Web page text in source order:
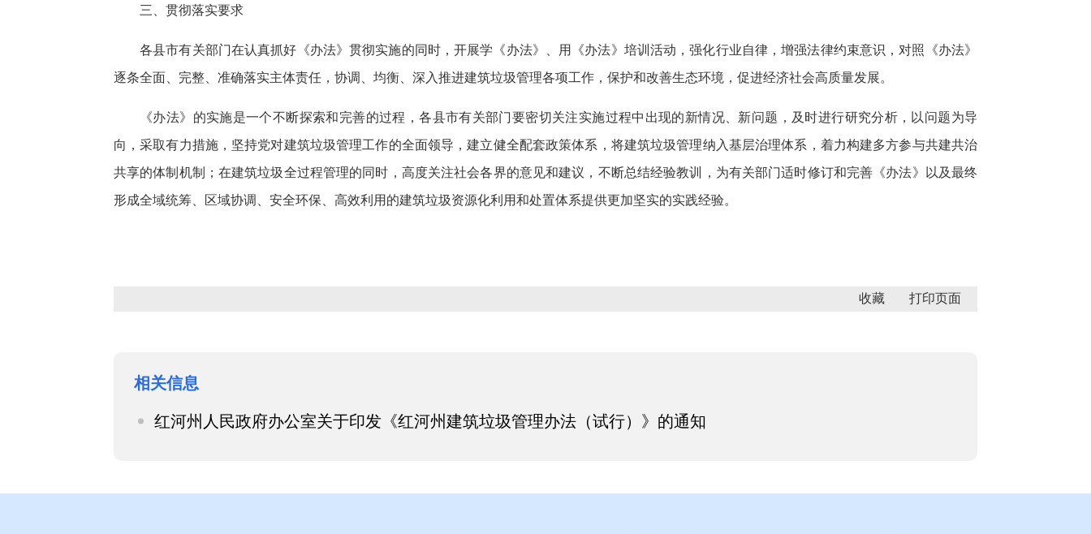
三、贯彻落实要求
各县市有关部门在认真抓好《办法》贯彻实施的同时，开展学《办法》、用《办法》培训活动，强化行业自律，增强法律约束意识，对照《办法》
逐条全面、完整、准确落实主体责任，协调、均衡、深入推进建筑垃圾管理各项工作，保护和改善生态环境，促进经济社会高质量发展。
《办法》的实施是一个不断探索和完善的过程，各县市有关部门要密切关注实施过程中出现的新情况、新问题，及时进行研究分析，以问题为导
向，采取有力措施，坚持党对建筑垃圾管理工作的全面领导，建立健全配套政策体系，将建筑垃圾管理纳入基层治理体系，着力构建多方参与共建共治
共享的体制机制；在建筑垃圾全过程管理的同时，高度关注社会各界的意见和建议，不断总结经验教训，为有关部门适时修订和完善《办法》以及最终
形成全域统筹、区域协调、安全环保、高效利用的建筑垃圾资源化利用和处置体系提供更加坚实的实践经验。
收藏
相关信息
红河州人民政府办公室关于印发《红河州建筑垃圾管理办法（试行）》的通知